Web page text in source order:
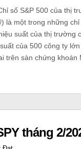
số S&P 500 của thị
là một trong những
suất của thị trường
của 500 công ty
trên sàn chứng khoán
tháng 2/